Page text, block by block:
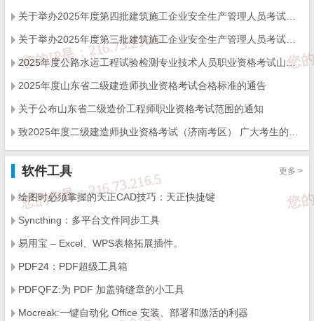
关于举办2025年度第四批建筑施工企业安全生产管理人员考试的通知
关于举办2025年度第三批建筑施工企业安全生产管理人员考试的通知
2025年度公路水运工程试验检测专业技术人员职业资格考试山东省考试公告
2025年度山东省二级建造师执业资格考试合格标准的通告
关于公布山东省二级造价工程师职业资格考试范围的通知
致2025年度二级建造师执业资格考试（济南考区） 广大考生的一封信
更多 >
软件工具
绘图时必须掌握的天正CAD技巧：天正快捷键
Syncthing：多平台文件同步工具
易用宝 – Excel、WPS表格拓展插件。
PDF24：PDF超级工具箱
PDFQFZ:为 PDF 加盖骑缝章的小工具
Mocreak:一键自动化 Office 安装、部署和激活的利器